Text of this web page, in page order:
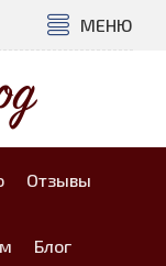
МЕНЮ
Отзывы
Блог